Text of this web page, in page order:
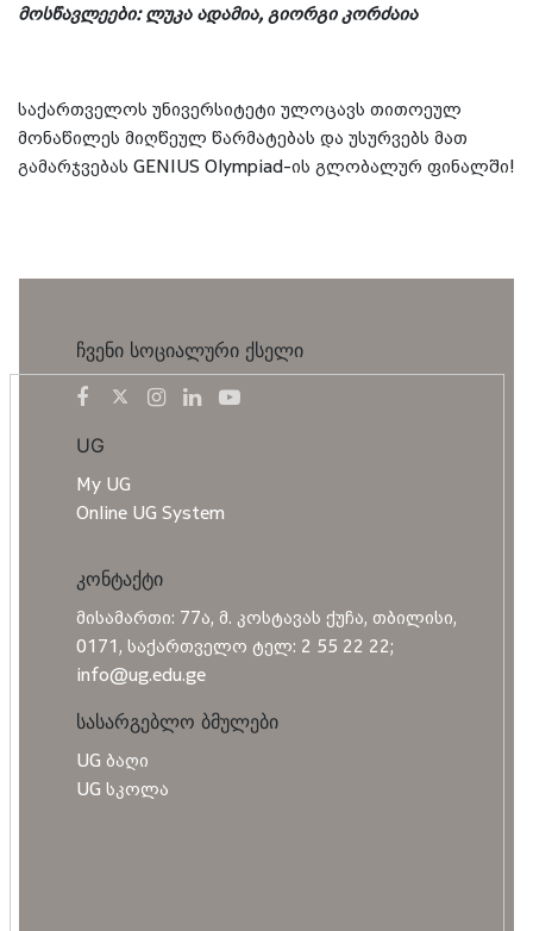
მოსწავლეები: ლუკა ადამია, გიორგი კორძაია
საქართველოს უნივერსიტეტი ულოცავს თითოეულ
მონაწილეს მიღწეულ წარმატებას და უსურვებს მათ
გამარჯვებას GENIUS Olympiad-ის გლობალურ ფინალში!
ჩვენი სოციალური ქსელი
UG
My UG
Online UG System
კონტაქტი
მისამართი: 77ა, მ. კოსტავას ქუჩა, თბილისი,
0171, საქართველო ტელ: 2 55 22 22;
info@ug.edu.ge
სასარგებლო ბმულები
UG ბაღი
UG სკოლა